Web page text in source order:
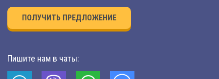
ПОЛУЧИТЬ ПРЕДЛОЖЕНИЕ
Пишите нам в чаты: